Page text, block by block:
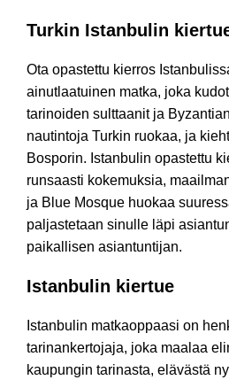
Turkin Istanbulin
Ota opastettu kierros
ainutlaatuinen matka, joka
tarinoiden sulttaanit ja
nautintoja Turkin ruokaa, ja
Bosporin. Istanbulin opastettu
runsaasti kokemuksia,
ja Blue Mosque huokaa
paljastetaan sinulle läpi
paikallisen asiantuntijan.
Istanbulin kiertue
Istanbulin matkaoppaasi on
tarinankertojaja, joka maalaa
kaupungin tarinasta, elävästä